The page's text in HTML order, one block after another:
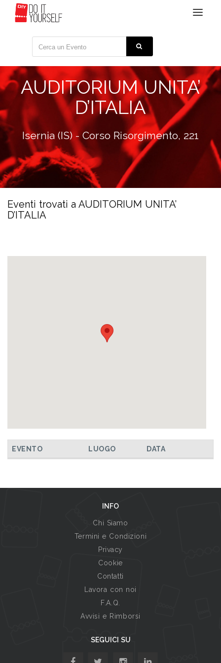
Toggle
AUDITORIUM UNITA’
D’ITALIA
Isernia (IS) - Corso Risorgimento, 221
Eventi trovati a AUDITORIUM UNITA’
D’ITALIA
EVENTO LUOGO DATA
INFO
Chi Siamo
Termini e Condizioni
Privacy
Cookie
Contatti
Lavora con noi
F.A.Q.
Avvisi e Rimborsi
SEGUICI SU